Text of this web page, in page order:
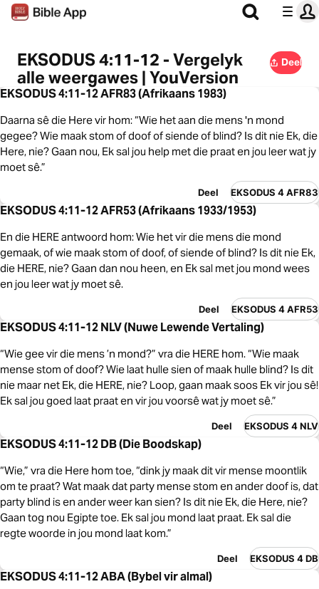
EKSODUS 4:11-12 - Vergelyk
alle weergawes | YouVersion
Deel
EKSODUS 4:11-12 AFR83 (Afrikaans 1983)
Daarna sê die Here vir hom: “Wie het aan die mens 'n mond
gegee? Wie maak stom of doof of siende of blind? Is dit nie Ek, die
Here, nie? Gaan nou, Ek sal jou help met die praat en jou leer wat jy
moet sê.”
Deel EKSODUS 4 AFR83
EKSODUS 4:11-12 AFR53 (Afrikaans 1933/1953)
En die HERE antwoord hom: Wie het vir die mens die mond
gemaak, of wie maak stom of doof, of siende of blind? Is dit nie Ek,
die HERE, nie? Gaan dan nou heen, en Ek sal met jou mond wees
en jou leer wat jy moet sê.
Deel EKSODUS 4 AFR53
EKSODUS 4:11-12 NLV (Nuwe Lewende Vertaling)
“Wie gee vir die mens ’n mond?” vra die HERE hom. “Wie maak
mense stom of doof? Wie laat hulle sien of maak hulle blind? Is dit
nie maar net Ek, die HERE, nie? Loop, gaan maak soos Ek vir jou sê!
Ek sal jou goed laat praat en vir jou voorsê wat jy moet sê.”
Deel EKSODUS 4 NLV
EKSODUS 4:11-12 DB (Die Boodskap)
“Wie,” vra die Here hom toe, “dink jy maak dit vir mense moontlik
om te praat? Wat maak dat party mense stom en ander doof is, dat
party blind is en ander weer kan sien? Is dit nie Ek, die Here, nie?
Gaan tog nou Egipte toe. Ek sal jou mond laat praat. Ek sal die
regte woorde in jou mond laat kom.”
Deel EKSODUS 4 DB
EKSODUS 4:11-12 ABA (Bybel vir almal)